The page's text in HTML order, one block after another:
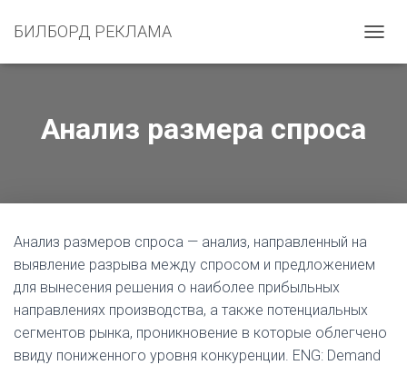
БИЛБОРД РЕКЛАМА
Е
Т
В
Ц
И
Анализ размера спроса
Анализ размеров спроса — анализ, направленный на
выявление разрыва между спросом и предложением
для вынесения решения о наиболее прибыльных
направлениях производства, а также потенциальных
сегментов рынка, проникновение в которые облегчено
ввиду пониженного уровня конкуренции. ENG: Demand